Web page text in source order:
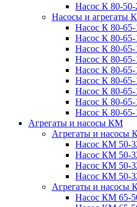
Насос К 80-
Насосы и агрегаты
Насос К 80-
Насос К 80-65-
Насос К 80-
Насос К 80-
Насос К 80-
Насос К 80-
Насос К 80-65-
Насос К 80-65-
Насос К 80-65-
Агрегаты и насосы КМ
Агрегаты и насосы
Насос КМ 50-
Насос КМ 50-
Насос КМ 50-
Насос КМ 50-
Агрегаты и насосы
Насос КМ 65-